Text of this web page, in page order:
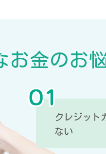
お金のお
クレジット
ない